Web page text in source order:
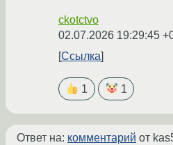
ckotctvo
02.07.2026 19:29:45
Ссылка
1 1
Ответ на: комментарий от